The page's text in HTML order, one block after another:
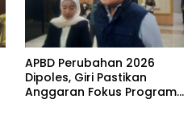
APBD Perubahan 2026
Dipoles, Giri Pastikan
Anggaran Fokus Program